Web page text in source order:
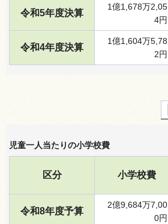
令和5年度決算
1億1,678万2,05
4円
令和4年度決算
1億1,604万5,78
2円
児童一人当たりの小学校費
区分 小学校費
令和8年度予算
2億9,684万7,00
0円